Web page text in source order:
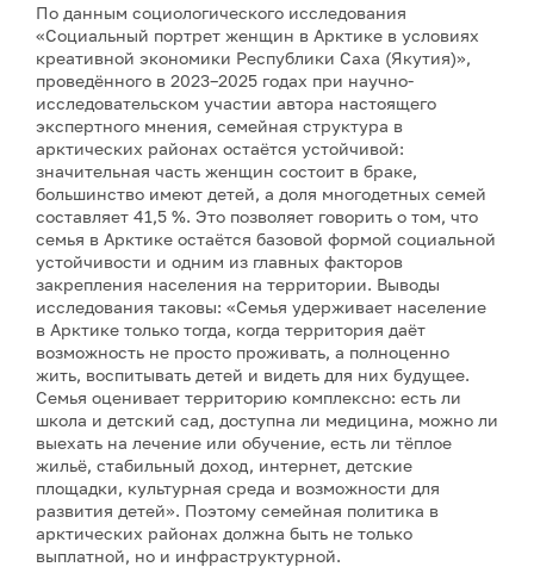
По данным социологического исследования
«Социальный портрет женщин в Арктике в условиях
креативной экономики Республики Саха (Якутия)»,
проведённого в 2023–2025 годах при научно-
исследовательском участии автора настоящего
экспертного мнения, семейная структура в
арктических районах остаётся устойчивой:
значительная часть женщин состоит в браке,
большинство имеют детей, а доля многодетных семей
составляет 41,5 %. Это позволяет говорить о том, что
семья в Арктике остаётся базовой формой социальной
устойчивости и одним из главных факторов
закрепления населения на территории. Выводы
исследования таковы: «Семья удерживает население
в Арктике только тогда, когда территория даёт
возможность не просто проживать, а полноценно
жить, воспитывать детей и видеть для них будущее.
Семья оценивает территорию комплексно: есть ли
школа и детский сад, доступна ли медицина, можно ли
выехать на лечение или обучение, есть ли тёплое
жильё, стабильный доход, интернет, детские
площадки, культурная среда и возможности для
развития детей». Поэтому семейная политика в
арктических районах должна быть не только
выплатной, но и инфраструктурной.